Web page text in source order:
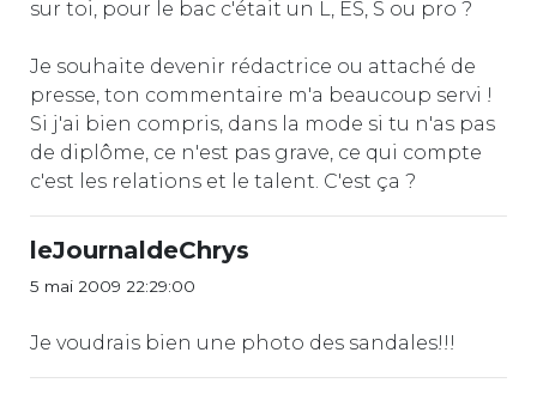
sur toi, pour le bac c'était un L, ES, S ou pro ?
Je souhaite devenir rédactrice ou attaché de
presse, ton commentaire m'a beaucoup servi !
Si j'ai bien compris, dans la mode si tu n'as pas
de diplôme, ce n'est pas grave, ce qui compte
c'est les relations et le talent. C'est ça ?
leJournaldeChrys
5 mai 2009 22:29:00
Je voudrais bien une photo des sandales!!!